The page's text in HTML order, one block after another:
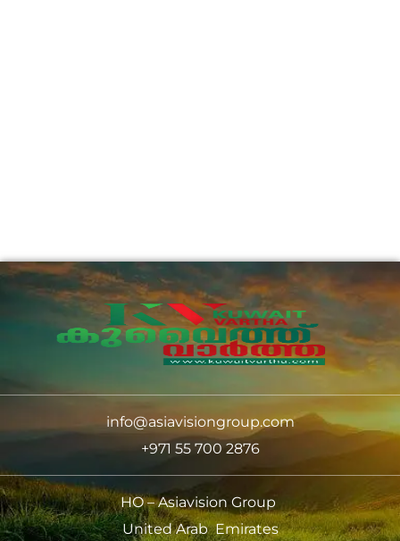
info@asiavisiongroup.com
+971 55 700 2876
HO – Asiavision Group
United Arab Emirates